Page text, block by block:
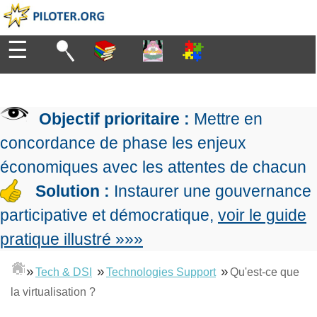
Diriger
de
l'entreprise
Démocratique
Conception
la
stratégie
Principes
de
Organiser
la
production
L'Excellence
Opérationnelle
Lean
expliqué
La
Manager
Manager
projets
Les
du
chef
Progresser
▶
Mesurer
la
performance
Tableau
Entreprendre
▶
De
Salarié→Entrepreneur
Se
former
☰
Objectif prioritaire : Mettre en
concordance de phase les enjeux
économiques avec les attentes de chacun
Solution : Instaurer une gouvernance
participative et démocratique, voir le guide
pratique illustré »»»
»Tech & DSI »Technologies Support »Qu'est-ce que
la virtualisation ?